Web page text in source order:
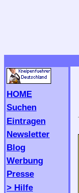
HOME
Suchen
Eintragen
Newsletter
Blog
Werbung
Presse
> Hilfe